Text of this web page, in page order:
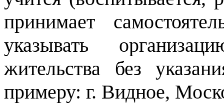
принимает
указывать
жительства без
примеру: г. Видное,